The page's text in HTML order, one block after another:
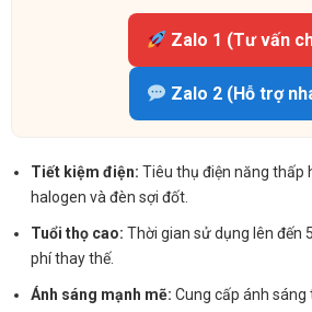
Zalo 1 (Tư vấn
Zalo 2 (Hỗ trợ
Tiết kiệm điện: Tiêu thụ điện năng thấp
halogen và đèn sợi đốt.
Tuổi thọ cao: Thời gian sử dụng lên đến
phí thay thế.
Ánh sáng mạnh mẽ: Cung cấp ánh